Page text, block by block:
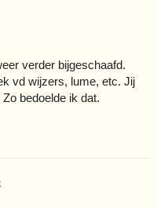
verder bijgeschaafd.
vd wijzers, lume, etc. Jij
bedoelde ik dat.